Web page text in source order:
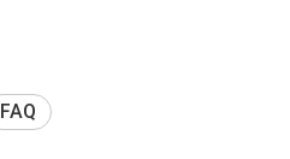
FAQ